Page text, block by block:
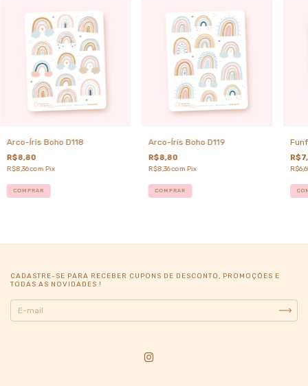
Arco-Íris Boho D118
R$8,80
R$8,36com Pix
COMPRAR
Arco-Íris Boho D119
R$8,80
R$8,36com Pix
COMPRAR
CADASTRE-SE PARA RECEBER CUPONS DE DESCONTO, PROMOÇÕES E
TODAS AS NOVIDADES !